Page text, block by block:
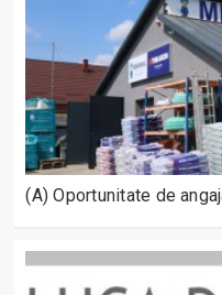
(A) Oportunitate de